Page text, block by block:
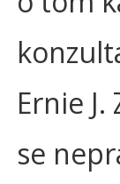
Ernie
se